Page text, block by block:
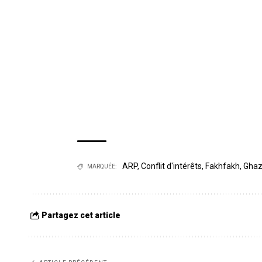
MARQUÉE: ARP, Conflit d'intérêts, Fakhfakh,
Partagez cet article